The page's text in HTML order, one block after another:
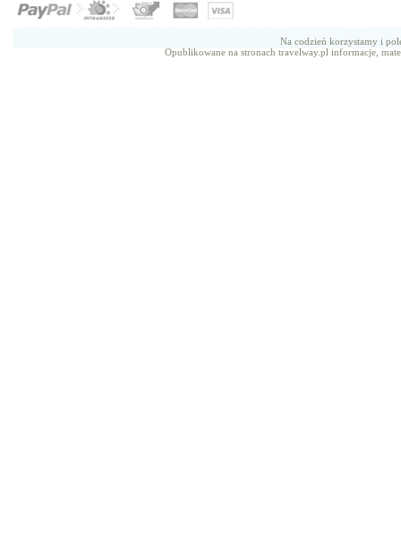
Na codzień korzystamy i
Opublikowane na stronach travelway.pl informacje,